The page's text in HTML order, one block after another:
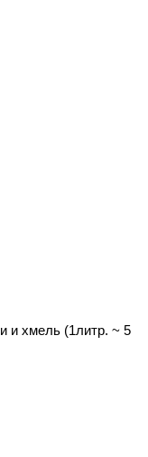
и хмель (1литр. ~ 5